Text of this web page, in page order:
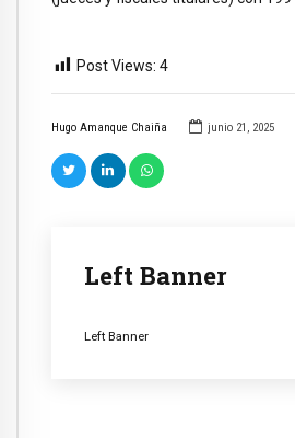
Hugo Amanque Chaiña junio 21, 2025
Left Banner
Left Banner
Post Views: 4